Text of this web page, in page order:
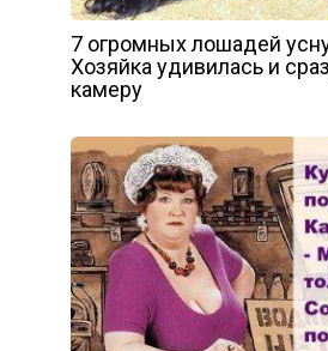
7 огромных лошадей
Хозяйка удивилась и
камеру